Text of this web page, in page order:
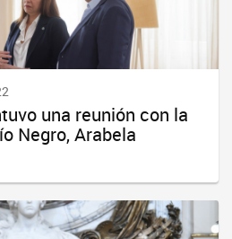
una reunión con la
Negro, Arabela